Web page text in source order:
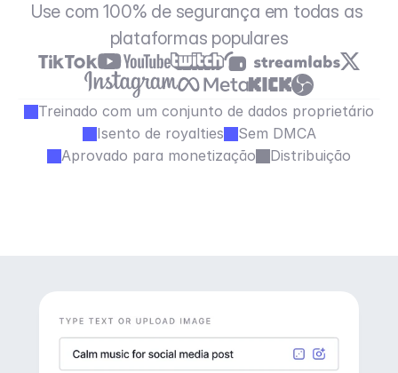
Use com 100% de segurança em todas as
plataformas populares
Treinado com um conjunto de dados proprietário
Isento de royalties
Sem DMCA
Aprovado para monetização
Distribuição